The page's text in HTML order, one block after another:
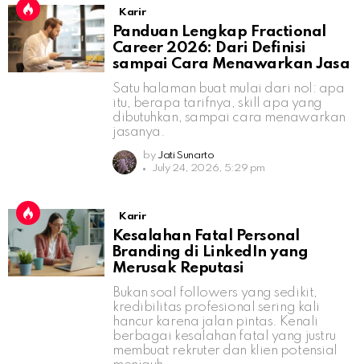
Karir
Panduan Lengkap Fractional
Career 2026: Dari Definisi
sampai Cara Menawarkan Jasa
Satu halaman buat mulai dari nol: apa
itu, berapa tarifnya, skill apa yang
dibutuhkan, sampai cara menawarkan
jasanya.
by Jati Sunarto
July 24, 2026, 5:29 pm
Karir
Kesalahan Fatal Personal
Branding di LinkedIn yang
Merusak Reputasi
Bukan soal followers yang sedikit,
kredibilitas profesional sering kali
hancur karena jalan pintas. Kenali
berbagai kesalahan fatal yang justru
membuat rekruter dan klien potensial